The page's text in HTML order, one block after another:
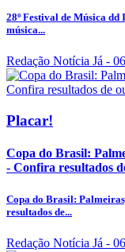
28º Festival de Música dd
música...
Redação Notícia Já -
Placar!
Copa do Brasil:
- Confira resultados
Copa do Brasil:
resultados de...
Redação Notícia Já -